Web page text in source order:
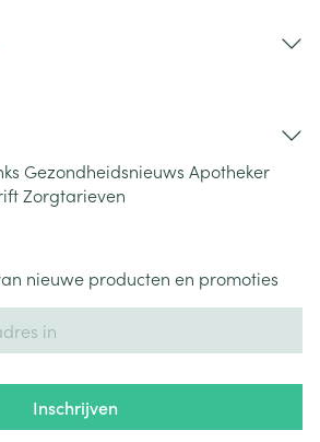
Gezondheidsnieuws Apotheker
Zorgtarieven
nieuwe producten en promoties
Inschrijven